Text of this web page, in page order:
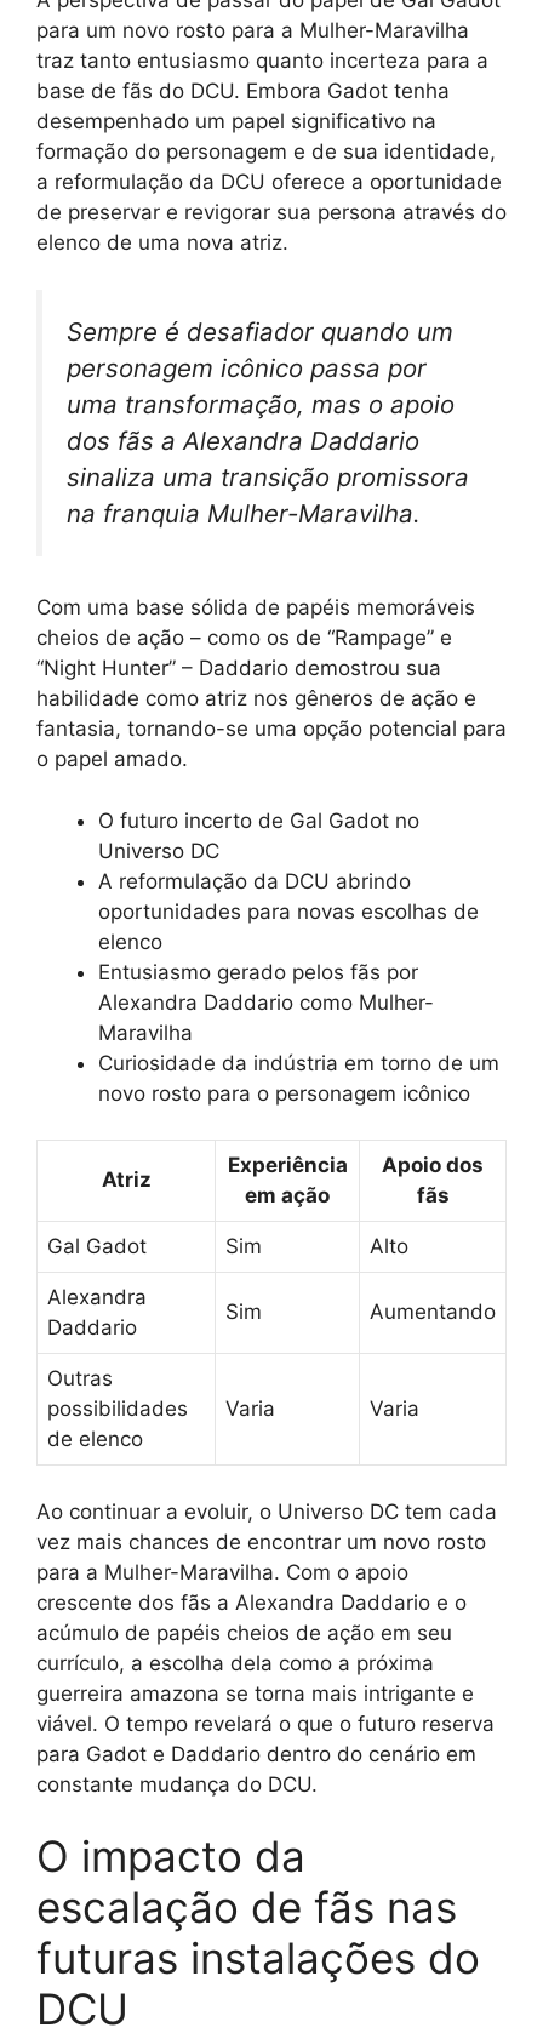
para um novo rosto para a Mulher-Maravilha
traz tanto entusiasmo quanto incerteza para a
base de fãs do DCU. Embora Gadot tenha
desempenhado um papel significativo na
formação do personagem e de sua identidade,
a reformulação da DCU oferece a oportunidade
de preservar e revigorar sua persona através do
elenco de uma nova atriz.
Sempre é desafiador quando um
personagem icônico passa por
uma transformação, mas o apoio
dos fãs a Alexandra Daddario
sinaliza uma transição promissora
na franquia Mulher-Maravilha.
Com uma base sólida de papéis memoráveis
cheios de ação – como os de “Rampage” e
“Night Hunter” – Daddario demostrou sua
habilidade como atriz nos gêneros de ação e
fantasia, tornando-se uma opção potencial para
o papel amado.
O futuro incerto de Gal Gadot no
Universo DC
A reformulação da DCU abrindo
oportunidades para novas escolhas de
elenco
Entusiasmo gerado pelos fãs por
Alexandra Daddario como Mulher-
Maravilha
Curiosidade da indústria em torno de um
novo rosto para o personagem icônico
Atriz
Experiência
em ação
Apoio dos
fãs
Gal Gadot Sim Alto
Alexandra
Daddario
Sim Aumentando
Outras
possibilidades
de elenco
Varia Varia
Ao continuar a evoluir, o Universo DC tem cada
vez mais chances de encontrar um novo rosto
para a Mulher-Maravilha. Com o apoio
crescente dos fãs a Alexandra Daddario e o
acúmulo de papéis cheios de ação em seu
currículo, a escolha dela como a próxima
guerreira amazona se torna mais intrigante e
viável. O tempo revelará o que o futuro reserva
para Gadot e Daddario dentro do cenário em
constante mudança do DCU.
O impacto da
escalação de fãs nas
futuras instalações do
DCU